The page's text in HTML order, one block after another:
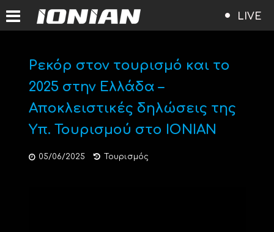
LIVE
Ρεκόρ στον τουρισμό και το
2025 στην Ελλάδα –
Αποκλειστικές δηλώσεις της
Υπ. Τουρισμού στο IONIAN
05/06/2025 Τουρισμός